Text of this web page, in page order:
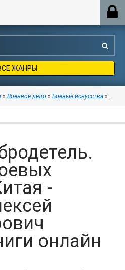
ЖАНРЫ
» Военное дело » Боевые искусства »
-
онлайн